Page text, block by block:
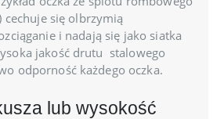
się olbrzymią
i nadają się jako siatka
jakość drutu stalowego
odporność każdego oczka.
lub wysokość